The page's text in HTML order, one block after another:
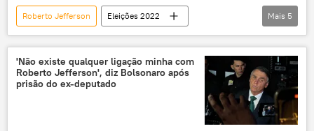
Roberto Jefferson
Eleições 2022
Luiz Inácio Lula da Silva
Jair Bolsonaro
Brasil
Polícia Federal tiros
Mais 5
'Não existe qualquer ligação minha com
Roberto Jefferson', diz Bolsonaro após
prisão do ex-deputado